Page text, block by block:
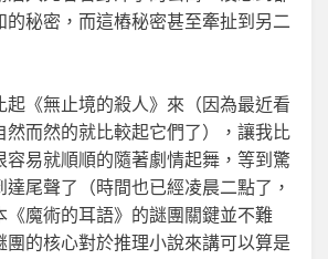
的秘密，而這樁秘密甚至牽扯到另二
起《無止境的殺人》來（因為最近看
然而然的就比較起它們了），讓我比
容易就順順的隨著劇情起舞，等到驚
尾聲了（時間也已經凌晨二點了，
《魔術的耳語》的謎團關鍵並不難
團的核心對於推理小說來講可以算是